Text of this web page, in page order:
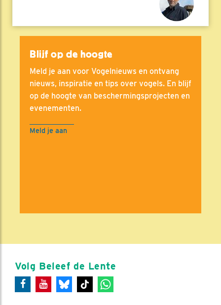
Blijf op de hoogte
Meld je aan voor Vogelnieuws en ontvang
nieuws, inspiratie en tips over vogels. En blijf
op de hoogte van beschermingsprojecten en
evenementen.
Meld je aan
Volg Beleef de Lente